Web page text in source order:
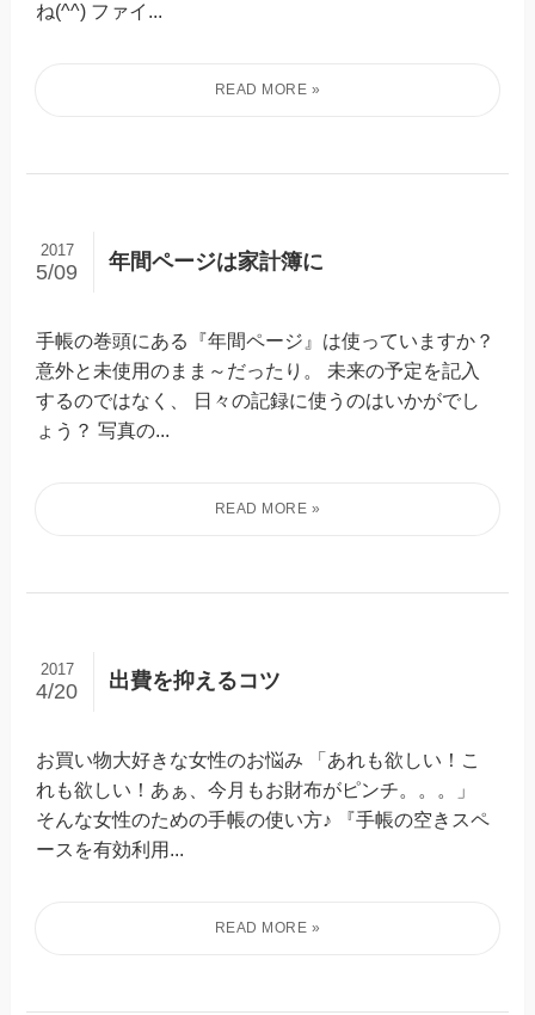
ね(^^) ファイ...
年間ページは家計簿に
2017
5/09
手帳の巻頭にある『年間ページ』は使っていますか？
意外と未使用のまま～だったり。 未来の予定を記入
するのではなく、 日々の記録に使うのはいかがでし
ょう？ 写真の...
出費を抑えるコツ
2017
4/20
お買い物大好きな女性のお悩み 「あれも欲しい！こ
れも欲しい！あぁ、今月もお財布がピンチ。。。」
そんな女性のための手帳の使い方♪ 『手帳の空きスペ
ースを有効利用...